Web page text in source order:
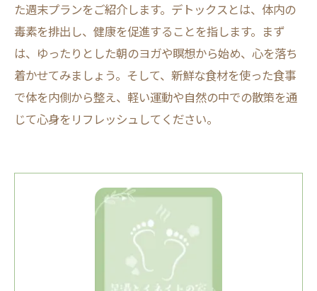
た週末プランをご紹介します。デトックスとは、体内の
毒素を排出し、健康を促進することを指します。まず
は、ゆったりとした朝のヨガや瞑想から始め、心を落ち
着かせてみましょう。そして、新鮮な食材を使った食事
で体を内側から整え、軽い運動や自然の中での散策を通
じて心身をリフレッシュしてください。